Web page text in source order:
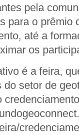
pela
para o prêmio
até a
os
é a feira,
do setor de